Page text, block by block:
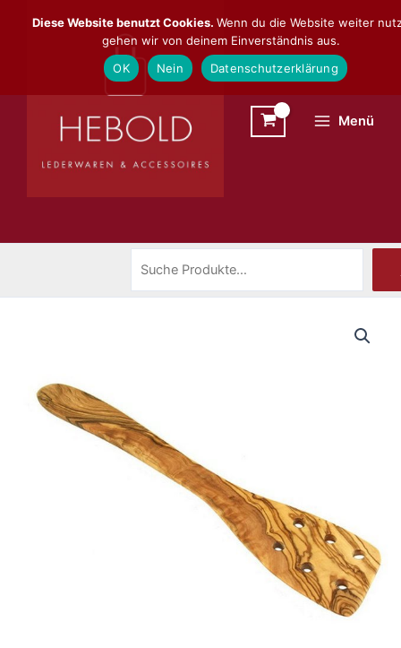
Inhalt
Menü
Diese Website benutzt Cookies. Wenn du die Website weiter
gehen wir von deinem Einverständnis aus.
OK
Nein Datenschutzerklärung